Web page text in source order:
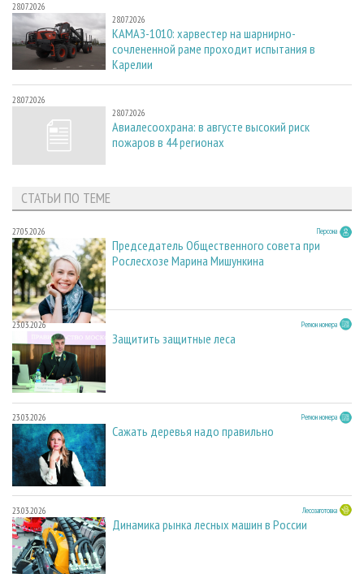
28.07.2026
28.07.2026
КАМАЗ-1010: харвестер на шарнирно-
сочлененной раме проходит испытания в
Карелии
28.07.2026
28.07.2026
Авиалесоохрана: в августе высокий риск
пожаров в 44 регионах
СТАТЬИ ПО ТЕМЕ
27.05.2026 Персона
Председатель Общественного совета при
Рослесхозе Марина Мишункина
23.03.2026 Регион номера
Защитить защитные леса
23.03.2026 Регион номера
Сажать деревья надо правильно
23.03.2026 Лесозаготовка
Динамика рынка лесных машин в России